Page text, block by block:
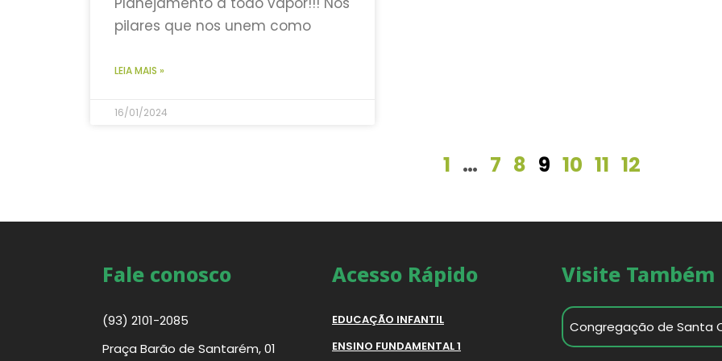
pilares que nos unem como
LEIA MAIS »
16/01/2024
1 … 7 8 9 10 11 12
Fale conosco
(93) 2101-2085
Praça Barão de Santarém, 01
Acesso Rápido
EDUCAÇÃO INFANTIL
ENSINO FUNDAMENTAL 1
Visite Também
Congregação de Santa